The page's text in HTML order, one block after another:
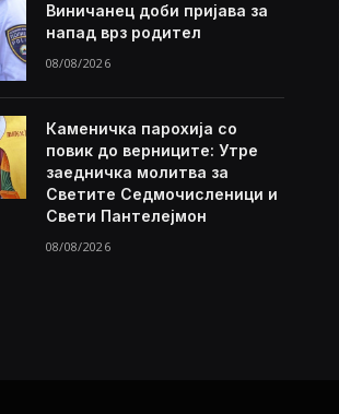
Виничанец доби пријава за
напад врз родител
08/08/2026
Каменичка парохија со
повик до верниците: Утре
заедничка молитва за
Светите Седмочисленици и
Свети Пантелејмон
08/08/2026